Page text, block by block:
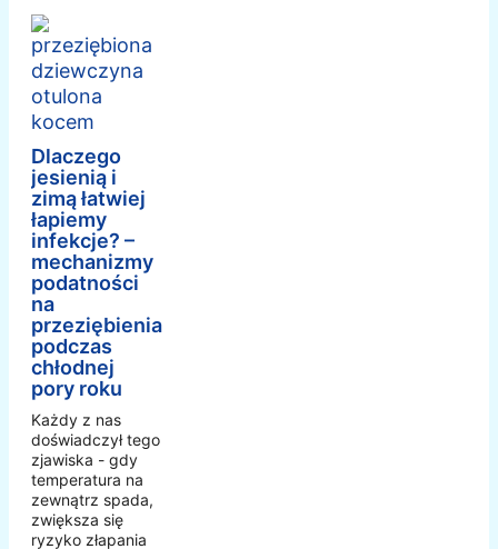
Dlaczego
jesienią i
zimą łatwiej
łapiemy
infekcje? –
mechanizmy
podatności
na
przeziębienia
podczas
chłodnej
pory roku
Każdy z nas
doświadczył tego
zjawiska - gdy
temperatura na
zewnątrz spada,
zwiększa się
ryzyko złapania